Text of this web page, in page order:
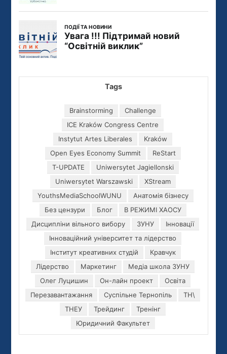
Tags
Brainstorming
Challenge
ICE Kraków Congress Centre
Instytut Artes Liberales
Kraków
Open Eyes Economy Summit
ReStart
T-UPDATE
Uniwersytet Jagiellonski
Uniwersytet Warszawski
XStream
YouthsMediaSchoolWUNU
Анатомія бізнесу
Без цензури
Блог
В РЕЖИМІ ХАОСУ
Дисципліни вільного вибору
ЗУНУ
Інновації
Інноваційний університет та лідерство
Інститут креативних студій
Кравчук
Лідерство
Маркетинг
Медіа школа ЗУНУ
Олег Луцишин
Он-лайн проект
Освіта
Перезавантажання
Суспільне Тернопіль
ТН\
ТНЕУ
Трейдинг
Тренінг
Юридичний Факультет